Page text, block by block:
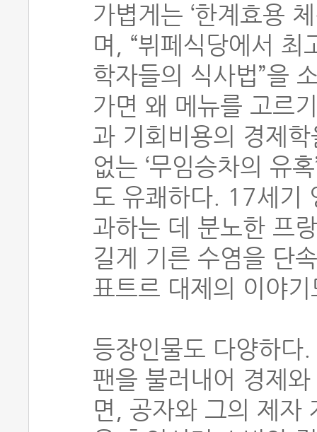
가볍게는 ‘한계효용
며, “뷔페식당에서
학자들의 식사법”을
가면 왜 메뉴를 고르
과 기회비용의 경제
없는 ‘무임승차의 유
도 유쾌하다. 17세기
과하는 데 분노한 프
길게 기른 수염을 단
표트르 대제의 이야
등장인물도 다양하다
팬을 불러내어 경제
면, 공자와 그의 제자